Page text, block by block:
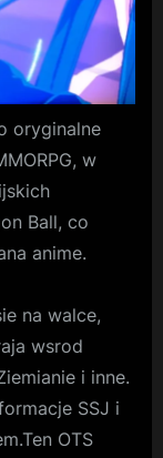
oryginalne
w
Ball, co
anime.
na walce,
wsrod
i inne.
SSJ i
OTS